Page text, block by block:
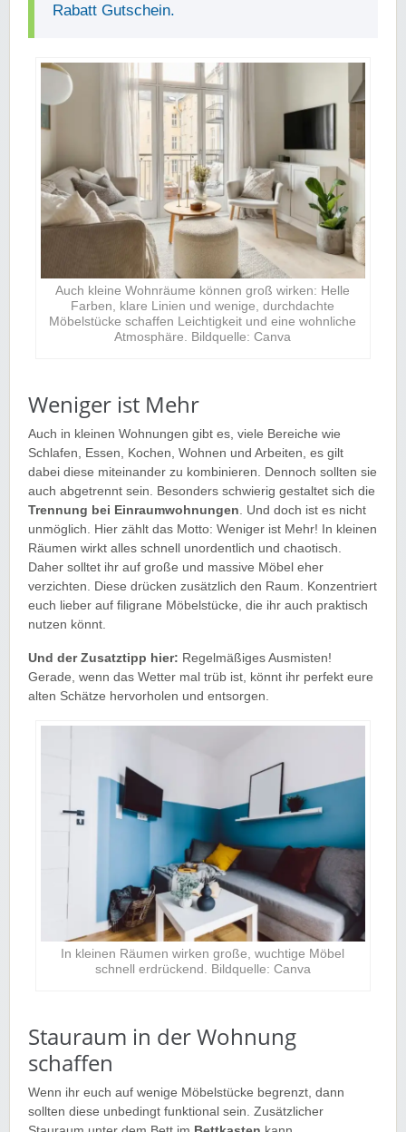
Rabatt Gutschein.
Auch kleine Wohnräume können groß wirken: Helle
Farben, klare Linien und wenige, durchdachte
Möbelstücke schaffen Leichtigkeit und eine wohnliche
Atmosphäre. Bildquelle: Canva
Weniger ist Mehr
Auch in kleinen Wohnungen gibt es, viele Bereiche wie
Schlafen, Essen, Kochen, Wohnen und Arbeiten, es gilt
dabei diese miteinander zu kombinieren. Dennoch sollten sie
auch abgetrennt sein. Besonders schwierig gestaltet sich die
Trennung bei Einraumwohnungen. Und doch ist es nicht
unmöglich. Hier zählt das Motto: Weniger ist Mehr! In kleinen
Räumen wirkt alles schnell unordentlich und chaotisch.
Daher solltet ihr auf große und massive Möbel eher
verzichten. Diese drücken zusätzlich den Raum. Konzentriert
euch lieber auf filigrane Möbelstücke, die ihr auch praktisch
nutzen könnt.
Und der Zusatztipp hier: Regelmäßiges Ausmisten!
Gerade, wenn das Wetter mal trüb ist, könnt ihr perfekt eure
alten Schätze hervorholen und entsorgen.
In kleinen Räumen wirken große, wuchtige Möbel
schnell erdrückend. Bildquelle: Canva
Stauraum in der Wohnung
schaffen
Wenn ihr euch auf wenige Möbelstücke begrenzt, dann
sollten diese unbedingt funktional sein. Zusätzlicher